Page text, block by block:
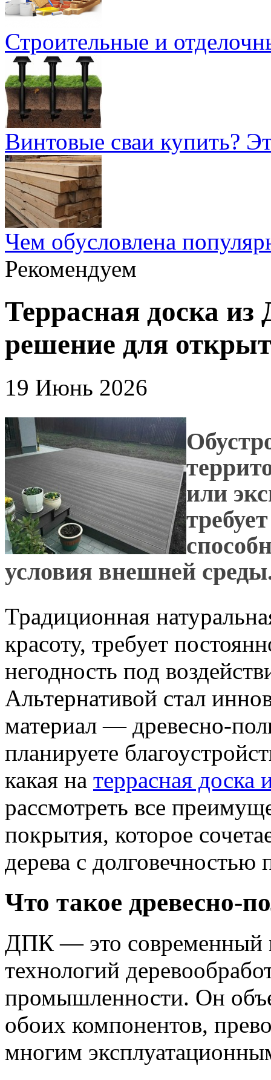
Строительные и
Винтовые сваи купить?
Чем обусловлена
Рекомендуем
Террасная доска
решение для
19 Июнь 2026
или
условия внешней
Традиционная
красоту, требует
негодность под
Альтернативой стал
материал — древесно-
планируете
какая на террасная доска
рассмотреть все
покрытия, которое
дерева с долговечностью
Что такое древесно-
ДПК — это современный
технологий
промышленности. Он
обоих компонентов,
многим